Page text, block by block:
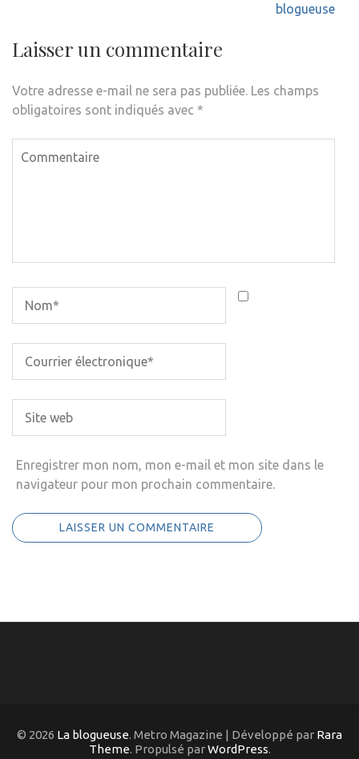
blogueuse
Laisser un commentaire
Votre adresse e-mail ne sera pas publiée. Les champs
obligatoires sont indiqués avec *
Enregistrer mon nom, mon e-mail et mon site dans le
navigateur pour mon prochain commentaire.
© 2026 La blogueuse. Metro Magazine | Développé par Rara
Theme. Propulsé parWordPress.